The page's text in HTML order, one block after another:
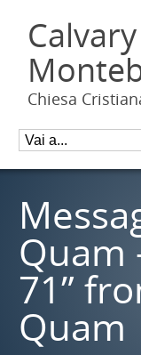
Chiesa
Quam
71”
Quam